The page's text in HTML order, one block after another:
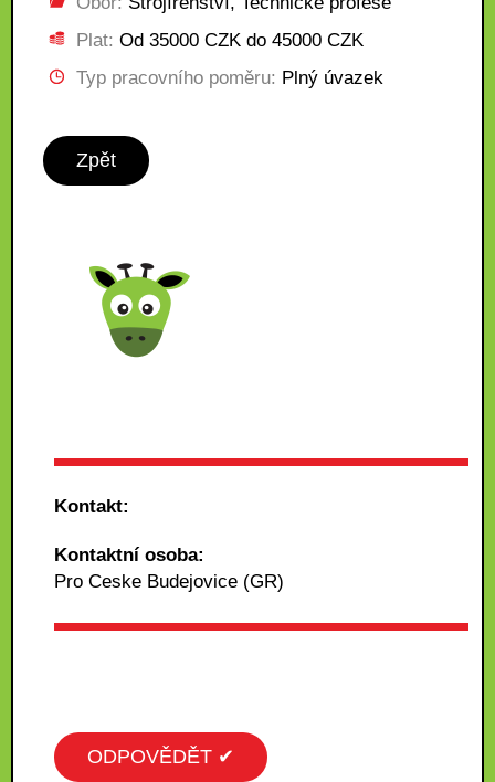
Plat: Od 35000 CZK do 45000 CZK
Typ pracovního poměru: Plný úvazek
Zpět
Kontakt:
Kontaktní osoba:
Pro Ceske Budejovice (GR)
ODPOVĚDĚT ✔